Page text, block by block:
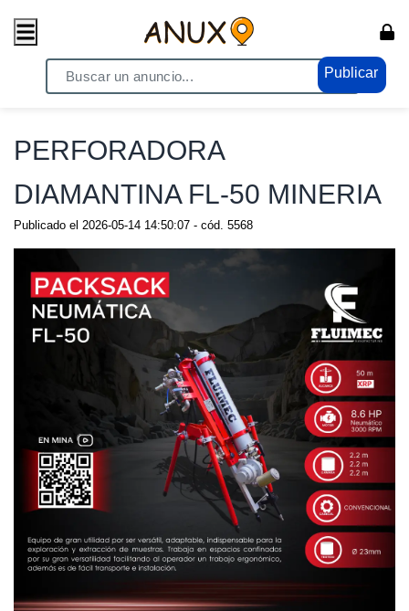
Publicar
/ Compras - Ventas / Anuncio de todo
PERFORADORA
DIAMANTINA FL-50 MINERIA
Publicado el 2026-05-14 14:50:07 - cód. 5568